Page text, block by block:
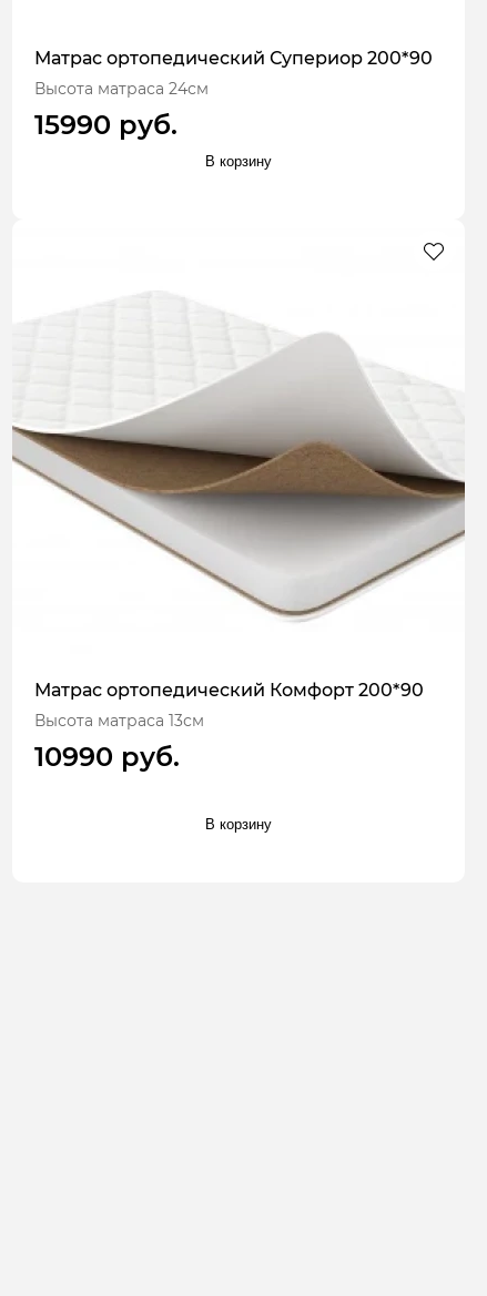
Матрас ортопедический Супериор 200*90
Высота матраса 24см
15990 руб.
В корзину
Матрас ортопедический Комфорт 200*90
Высота матраса 13см
10990 руб.
В корзину